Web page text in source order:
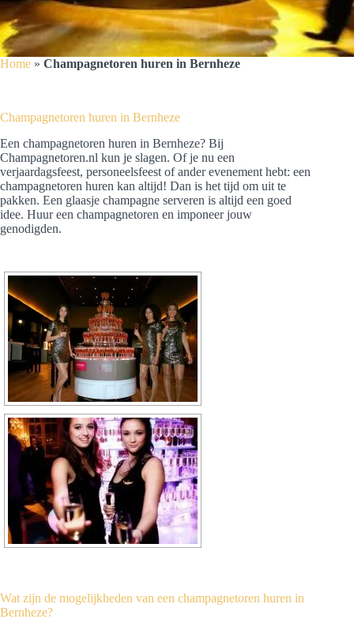
Home » Champagnetoren huren in Bernheze
Champagnetoren huren in Bernheze
Een champagnetoren huren in Bernheze? Bij
Champagnetoren.nl kun je slagen. Of je nu een
verjaardagsfeest, personeelsfeest of ander evenement hebt: een
champagnetoren huren kan altijd! Dan is het tijd om uit te
pakken. Een glaasje champagne serveren is altijd een goed
idee. Huur een champagnetoren en imponeer jouw
genodigden.
Wat zijn de mogelijkheden van een champagnetoren huren in
Bernheze?